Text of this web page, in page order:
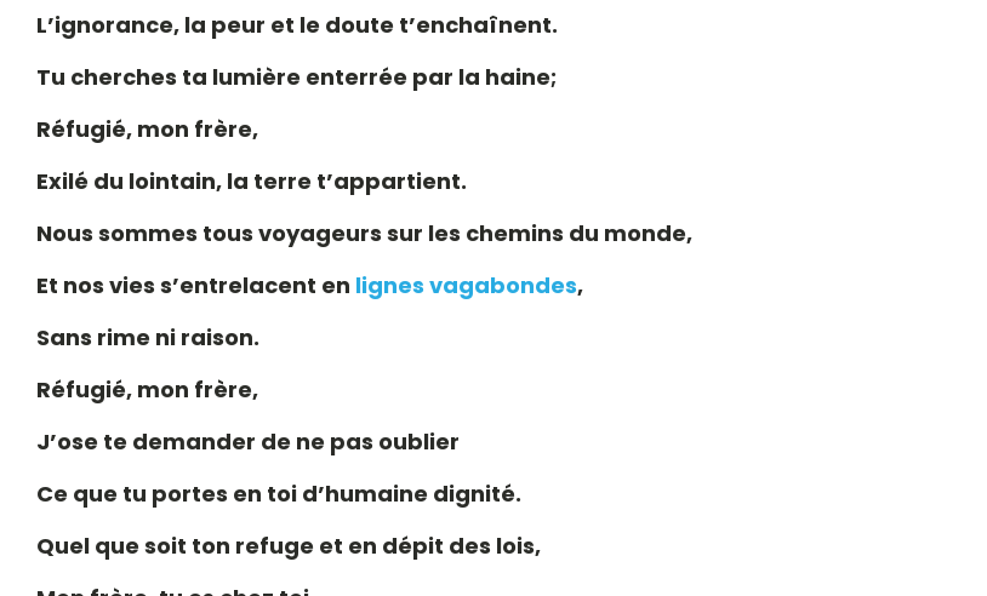
L’ignorance, la peur et le doute t’enchaînent.
Tu cherches ta lumière enterrée par la haine;
Réfugié, mon frère,
Exilé du lointain, la terre t’appartient.
Nous sommes tous voyageurs sur les chemins du monde,
Et nos vies s’entrelacent en lignes vagabondes,
Sans rime ni raison.
Réfugié, mon frère,
J’ose te demander de ne pas oublier
Ce que tu portes en toi d’humaine dignité.
Quel que soit ton refuge et en dépit des lois,